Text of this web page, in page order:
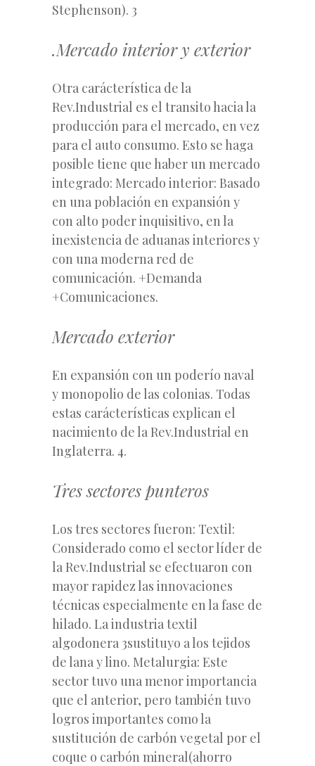
Stephenson). 3
.Mercado interior y exterior
Otra carácterística de la
Rev.Industrial es el transito hacia la
producción para el mercado, en vez
para el auto consumo. Esto se haga
posible tiene que haber un mercado
integrado: Mercado interior: Basado
en una población en expansión y
con alto poder inquisitivo, en la
inexistencia de aduanas interiores y
con una moderna red de
comunicación. +Demanda
+Comunicaciones.
Mercado exterior
En expansión con un poderío naval
y monopolio de las colonias. Todas
estas carácterísticas explican el
nacimiento de la Rev.Industrial en
Inglaterra. 4.
Tres sectores punteros
Los tres sectores fueron: Textil:
Considerado como el sector líder de
la Rev.Industrial se efectuaron con
mayor rapidez las innovaciones
técnicas especialmente en la fase de
hilado. La industria textil
algodonera 3sustituyo a los tejidos
de lana y lino. Metalurgia: Este
sector tuvo una menor importancia
que el anterior, pero también tuvo
logros importantes como la
sustitución de carbón vegetal por el
coque o carbón mineral(ahorro